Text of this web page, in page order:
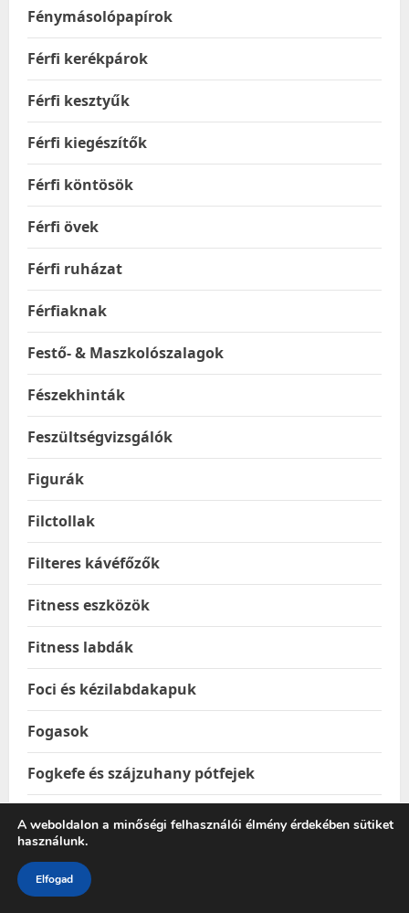
Fénymásolópapírok
Férfi kerékpárok
Férfi kesztyűk
Férfi kiegészítők
Férfi köntösök
Férfi övek
Férfi ruházat
Férfiaknak
Festő- & Maszkolószalagok
Fészekhinták
Feszültségvizsgálók
Figurák
Filctollak
Filteres kávéfőzők
Fitness eszközök
Fitness labdák
Foci és kézilabdakapuk
Fogasok
Fogkefe és szájzuhany pótfejek
Fogkefék
Fogkrémek
Foglalkoztató füzetek, kifestő-szinező
A weboldalon a minőségi felhasználói élmény érdekében sütiket
használunk.
Elfogad